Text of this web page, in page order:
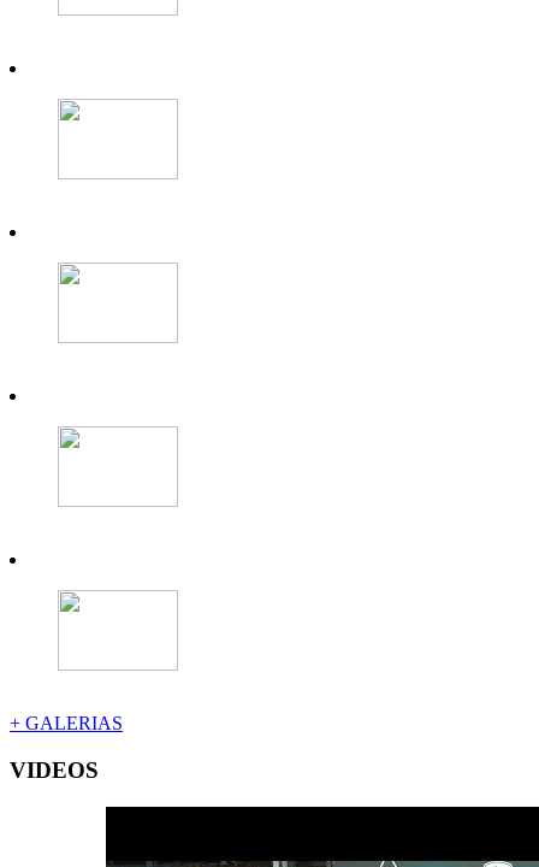
+ GALERIAS
VIDEOS